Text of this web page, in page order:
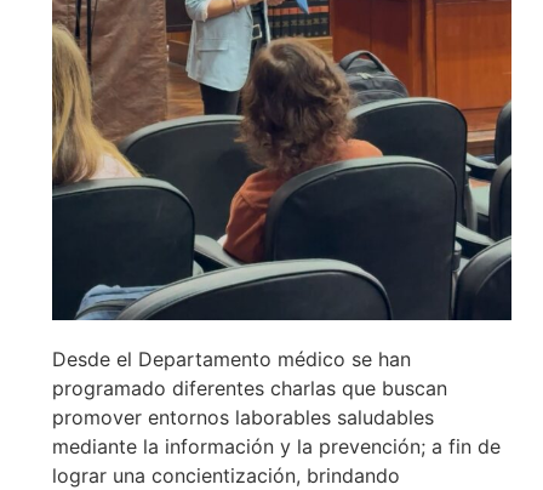
Desde el Departamento médico se han
programado diferentes charlas que buscan
promover entornos laborables saludables
mediante la información y la prevención; a fin de
lograr una concientización, brindando